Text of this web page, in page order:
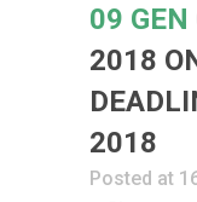
09 GEN
2018
2018
Posted at